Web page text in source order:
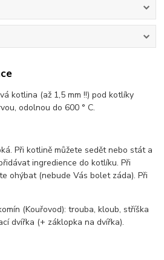
kotlina (až 1,5 mm !!) pod kotlíky
odolnou do 600 ° C.
Při kotlině můžete sedět nebo stát a
ingredience do kotlíku. Při
ohýbat (nebude Vás bolet záda). Při
(Kouřovod): trouba, kloub, stříška
dvířka (+ záklopka na dvířka).